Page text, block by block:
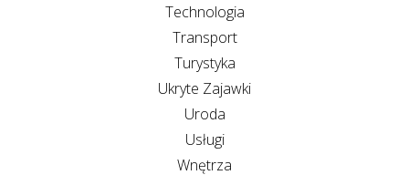
Technologia
Transport
Turystyka
Ukryte Zajawki
Uroda
Usługi
Wnętrza